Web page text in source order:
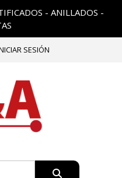
- ANILLADOS -
SESIÓN